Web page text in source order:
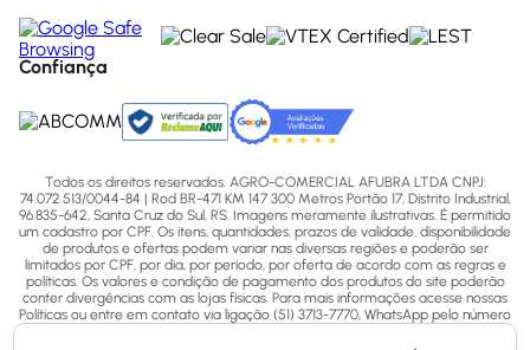
Confiança
Todos os direitos reservados. AGRO-COMERCIAL AFUBRA LTDA CNPJ:
74.072.513/0044-84 | Rod BR-471 KM 147 300 Metros Portão 17, Distrito Industrial,
96.835-642, Santa Cruz do Sul, RS. Imagens meramente ilustrativas. É permitido
um cadastro por CPF. Os itens, quantidades, prazos de validade, disponibilidade
de produtos e ofertas podem variar nas diversas regiões e poderão ser
limitados por CPF, por dia, por período, por oferta de acordo com as regras e
políticas. Os valores e condição de pagamento dos produtos do site poderão
conter divergências com as lojas físicas. Para mais informações acesse nossas
Políticas ou entre em contato via ligação (51) 3713-7770, WhatsApp pelo número